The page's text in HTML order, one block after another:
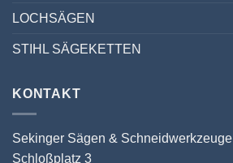
LOCHSÄGEN
STIHL SÄGEKETTEN
KONTAKT
Sekinger Sägen & Schneidwerkzeuge
Schloßplatz 3